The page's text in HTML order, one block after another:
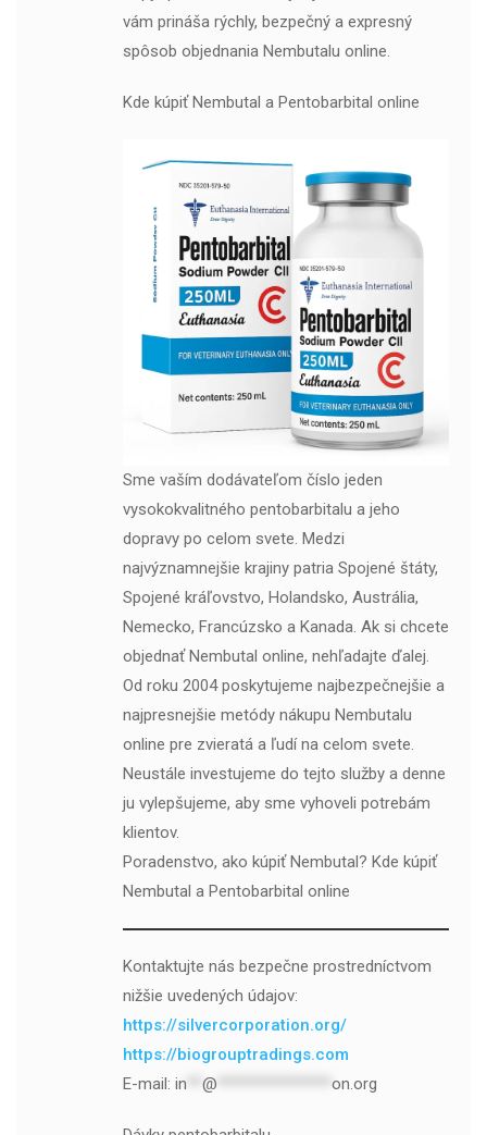
vám prináša rýchly, bezpečný a expresný
spôsob objednania Nembutalu online.
Kde kúpiť Nembutal a Pentobarbital online
Sme vaším dodávateľom číslo jeden
vysokokvalitného pentobarbitalu a jeho
dopravy po celom svete. Medzi
najvýznamnejšie krajiny patria Spojené štáty,
Spojené kráľovstvo, Holandsko, Austrália,
Nemecko, Francúzsko a Kanada. Ak si chcete
objednať Nembutal online, nehľadajte ďalej.
Od roku 2004 poskytujeme najbezpečnejšie a
najpresnejšie metódy nákupu Nembutalu
online pre zvieratá a ľudí na celom svete.
Neustále investujeme do tejto služby a denne
ju vylepšujeme, aby sme vyhoveli potrebám
klientov.
Poradenstvo, ako kúpiť Nembutal? Kde kúpiť
Nembutal a Pentobarbital online
Kontaktujte nás bezpečne prostredníctvom
nižšie uvedených údajov:
https://silvercorporation.org/
https://biogrouptradings.com
E-mail: in @ on.org